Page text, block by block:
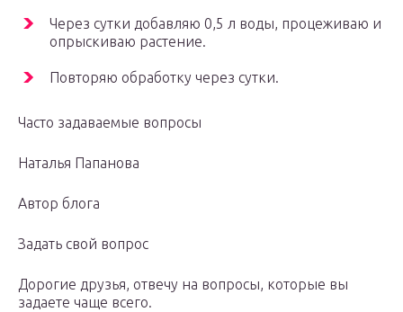
Через сутки добавляю 0,5 л воды, процеживаю и
опрыскиваю растение.
Повторяю обработку через сутки.
Часто задаваемые вопросы
Наталья Папанова
Автор блога
Задать свой вопрос
Дорогие друзья, отвечу на вопросы, которые вы
задаете чаще всего.